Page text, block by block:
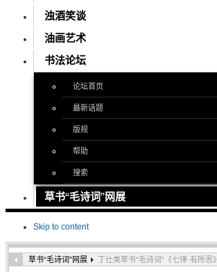
浊酒笑谈
油画艺术
书法论坛
论坛首页
最新话题
版规
帮助
搜索
草书“毛诗词”网展
Skip to content
草书“毛诗词”网展 丁仕美草书“毛诗词”《七律·有所思》